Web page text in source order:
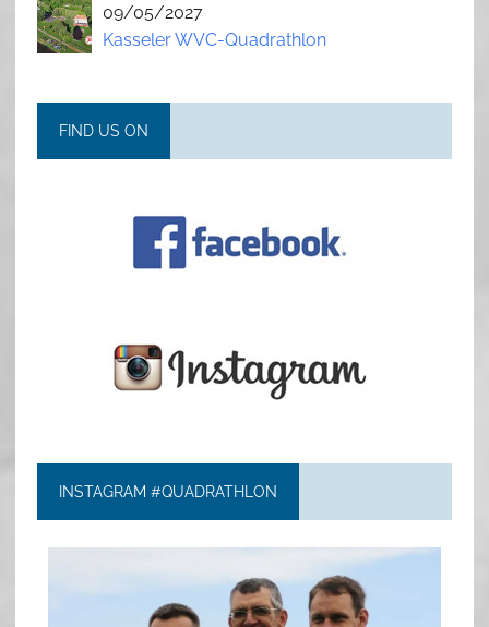
09/05/2027
Kasseler WVC-Quadrathlon
FIND US ON
INSTAGRAM #QUADRATHLON